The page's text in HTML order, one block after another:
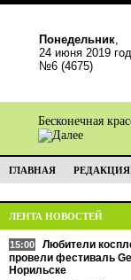
Понедельник,
24 июня 2019
№6 (4675)
Бесконечная
ГЛАВНАЯ РЕДАКЦИЯ
ЛЕНТА НОВОСТЕЙ
15:00
Любители
провели фестиваль
Норильске